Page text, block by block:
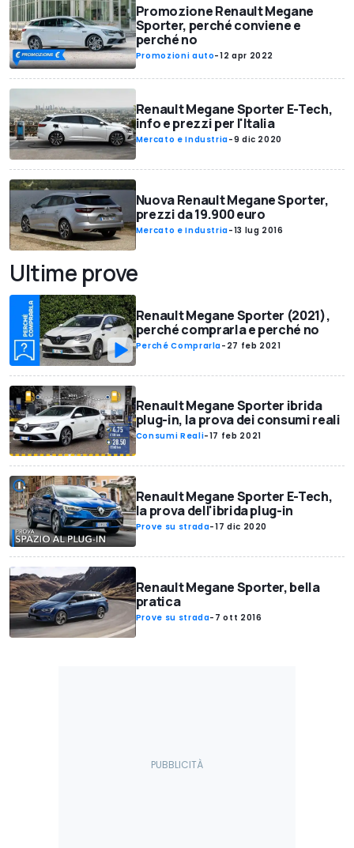
Promozione Renault Megane
Sporter, perché conviene e
perché no
Promozioni auto-12 apr 2022
Renault Megane Sporter E-Tech,
info e prezzi per l'Italia
Mercato e Industria-9 dic 2020
Nuova Renault Megane Sporter,
prezzi da 19.900 euro
Mercato e Industria-13 lug 2016
Ultime prove
Renault Megane Sporter (2021),
perché comprarla e perché no
Perché Comprarla- 27 feb 2021
Renault Megane Sporter ibrida
plug-in, la prova dei consumi reali
Consumi Reali-17 feb 2021
Renault Megane Sporter E-Tech,
la prova dell'ibrida plug-in
Prove su strada-17 dic 2020
Renault Megane Sporter, bella
pratica
Prove su strada- 7 ott 2016